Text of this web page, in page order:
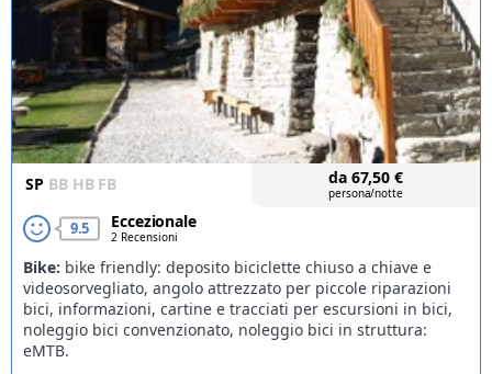
SP BB HB FB da 67,50 €
persona/notte
9.5 Eccezionale
2 Recensioni
Bike: bike friendly: deposito biciclette chiuso a chiave e
videosorvegliato, angolo attrezzato per piccole riparazioni
bici, informazioni, cartine e tracciati per escursioni in bici,
noleggio bici convenzionato, noleggio bici in struttura:
eMTB.